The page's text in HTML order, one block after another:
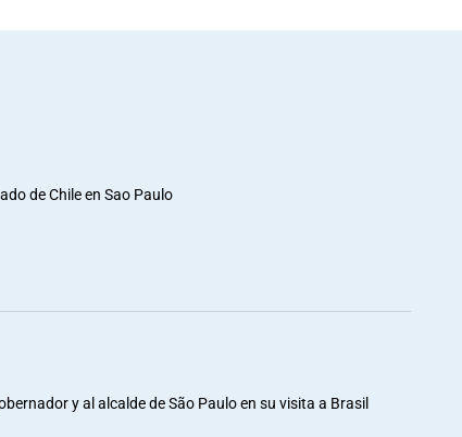
de Chile en Sao Paulo
y al alcalde de São Paulo en su visita a Brasil